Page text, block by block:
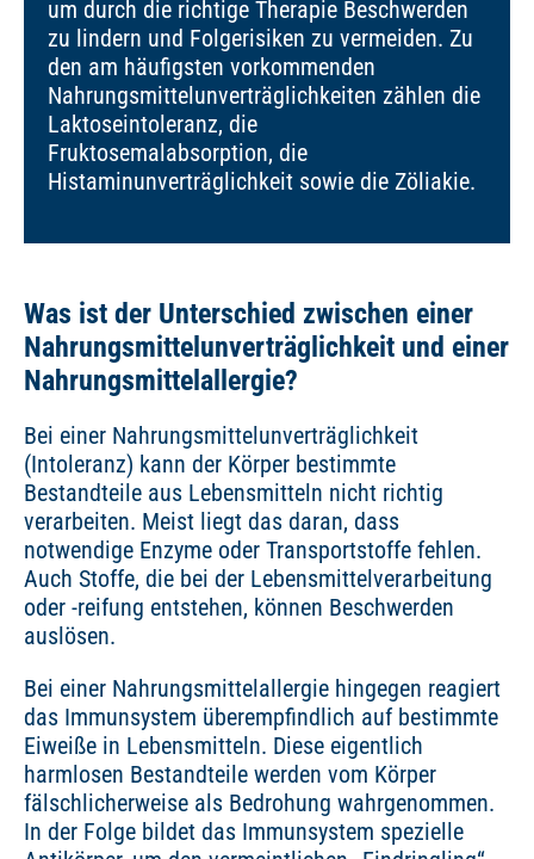
um durch die richtige Therapie Beschwerden
zu lindern und Folgerisiken zu vermeiden. Zu
den am häufigsten vorkommenden
Nahrungsmittelunverträglichkeiten zählen die
Laktoseintoleranz, die
Fruktosemalabsorption, die
Histaminunverträglichkeit sowie die Zöliakie.
Was ist der Unterschied zwischen einer
Nahrungsmittelunverträglichkeit und einer
Nahrungsmittelallergie?
Bei einer Nahrungsmittelunverträglichkeit
(Intoleranz) kann der Körper bestimmte
Bestandteile aus Lebensmitteln nicht richtig
verarbeiten. Meist liegt das daran, dass
notwendige Enzyme oder Transportstoffe fehlen.
Auch Stoffe, die bei der Lebensmittelverarbeitung
oder -reifung entstehen, können Beschwerden
auslösen.
Bei einer Nahrungsmittelallergie hingegen reagiert
das Immunsystem überempfindlich auf bestimmte
Eiweiße in Lebensmitteln. Diese eigentlich
harmlosen Bestandteile werden vom Körper
fälschlicherweise als Bedrohung wahrgenommen.
In der Folge bildet das Immunsystem spezielle